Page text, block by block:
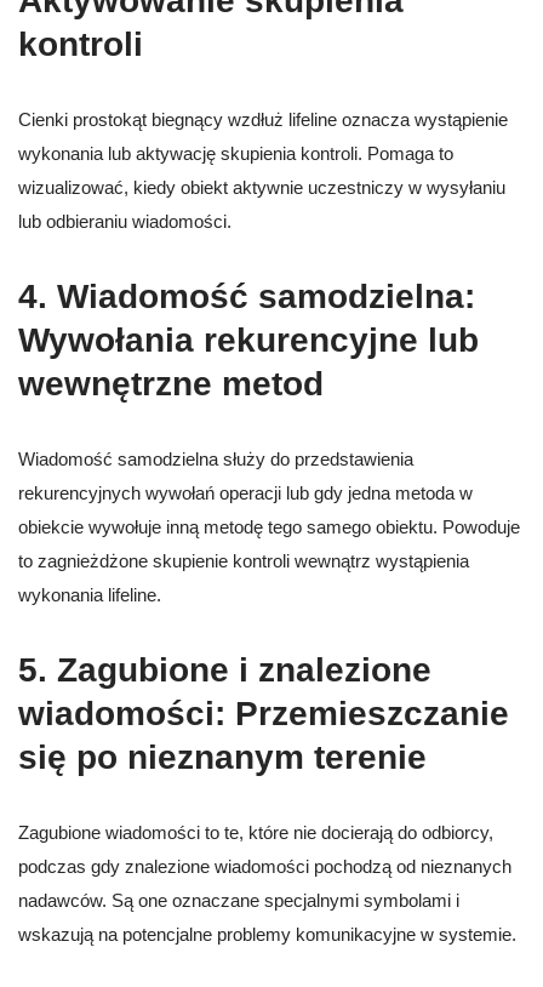
kontroli
Cienki prostokąt biegnący wzdłuż lifeline oznacza wystąpienie
wykonania lub aktywację skupienia kontroli. Pomaga to
wizualizować, kiedy obiekt aktywnie uczestniczy w wysyłaniu
lub odbieraniu wiadomości.
4. Wiadomość samodzielna:
Wywołania rekurencyjne lub
wewnętrzne metod
Wiadomość samodzielna służy do przedstawienia
rekurencyjnych wywołań operacji lub gdy jedna metoda w
obiekcie wywołuje inną metodę tego samego obiektu. Powoduje
to zagnieżdżone skupienie kontroli wewnątrz wystąpienia
wykonania lifeline.
5. Zagubione i znalezione
wiadomości: Przemieszczanie
się po nieznanym terenie
Zagubione wiadomości to te, które nie docierają do odbiorcy,
podczas gdy znalezione wiadomości pochodzą od nieznanych
nadawców. Są one oznaczane specjalnymi symbolami i
wskazują na potencjalne problemy komunikacyjne w systemie.